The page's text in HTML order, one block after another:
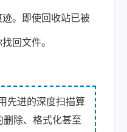
。即使回收站已被
回文件。
先进的深度扫描算
删除、格式化甚至